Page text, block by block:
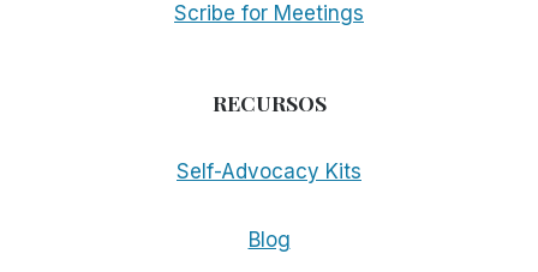
Scribe for Meetings
RECURSOS
Self-Advocacy Kits
Blog